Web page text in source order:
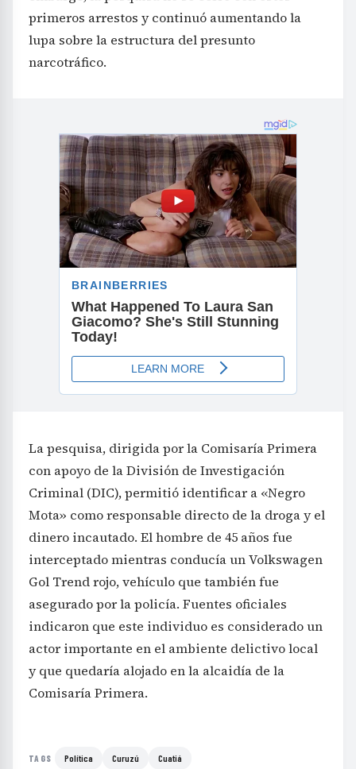
primeros arrestos y continuó aumentando la
lupa sobre la estructura del presunto
narcotráfico.
La pesquisa, dirigida por la Comisaría Primera
con apoyo de la División de Investigación
Criminal (DIC), permitió identificar a «Negro
Mota» como responsable directo de la droga y el
dinero incautado. El hombre de 45 años fue
interceptado mientras conducía un Volkswagen
Gol Trend rojo, vehículo que también fue
asegurado por la policía. Fuentes oficiales
indicaron que este individuo es considerado un
actor importante en el ambiente delictivo local
y que quedaría alojado en la alcaidía de la
Comisaría Primera.
TAGS Política Curuzú Cuatiá